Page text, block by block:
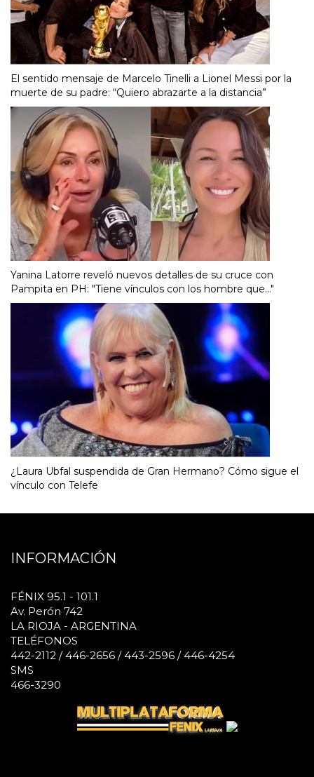
El sentido mensaje de Marcelo Tinelli a Lionel Messi por la
muerte de su padre: “Quiero abrazarte a la distancia”
Yanina Latorre reveló nuevos detalles de su cruce con
Pampita en PH: "Tiene vínculos con los hombre que..."
¿Laura Ubfal suspendida de Gran Hermano? Cómo sigue el
vínculo con Telefe
INFORMACIÓN
FÉNIX 95.1 - 101.1
Av. Perón 742
LA RIOJA - ARGENTINA
TELÉFONOS
442-2112 / 446-2656 / 443-2596 / 446-4254
SMS
466-3290